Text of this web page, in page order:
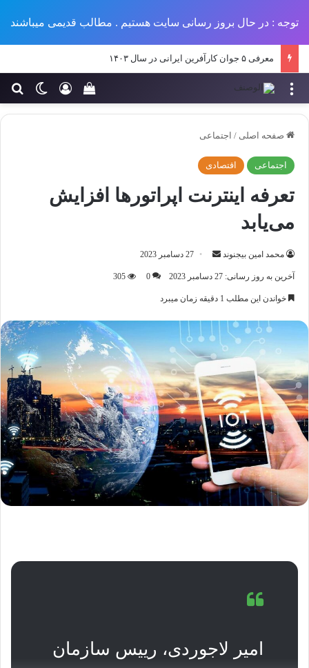
توجه : در حال بروز رسانی سایت هستیم . مطالب قدیمی میباشند
مروری بر اتفاقات مهم فرهنگی سال ۱۴۰۳
تغییر ورود
سبد خرید خود را منو
صفحه اصلی / اجتماعی
اجتماعی اقتصادی
تعرفه اینترنت اپراتورها افزایش
می‌یابد
محمد امین بیجنوند
ارسال27 دسامبر 2023
آخرین به روز رسانی: 27 دسامبر 2023 0
305
خواندن این مطلب 1 دقیقه زمان میبرد
امیر لاجوردی، رییس سازمان